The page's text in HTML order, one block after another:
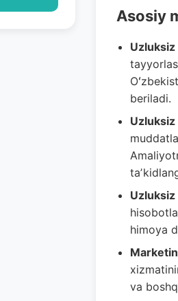
Asosiy
beriladi.
himoya
va